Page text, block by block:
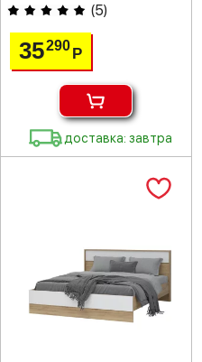
(5)
35290 Р
доставка: завтра